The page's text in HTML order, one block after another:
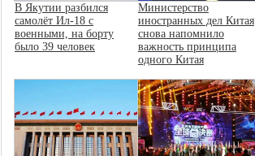
В Якутии разбился
самолёт Ил-18 с
военными, на борту
было 39 человек
Министерство
иностранных дел Китая
снова напомнило
важность принципа
одного Китая